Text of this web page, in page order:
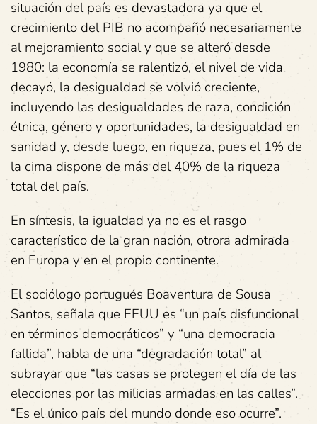
situación del país es devastadora ya que el
crecimiento del PIB no acompañó necesariamente
al mejoramiento social y que se alteró desde
1980: la economía se ralentizó, el nivel de vida
decayó, la desigualdad se volvió creciente,
incluyendo las desigualdades de raza, condición
étnica, género y oportunidades, la desigualdad en
sanidad y, desde luego, en riqueza, pues el 1% de
la cima dispone de más del 40% de la riqueza
total del país.
En síntesis, la igualdad ya no es el rasgo
característico de la gran nación, otrora admirada
en Europa y en el propio continente.
El sociólogo portugués Boaventura de Sousa
Santos, señala que EEUU es “un país disfuncional
en términos democráticos” y “una democracia
fallida”, habla de una “degradación total” al
subrayar que “las casas se protegen el día de las
elecciones por las milicias armadas en las calles”.
“Es el único país del mundo donde eso ocurre”.